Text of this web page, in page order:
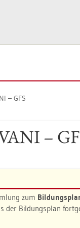
– GFS
–
zum
der Bil­dungs­plan